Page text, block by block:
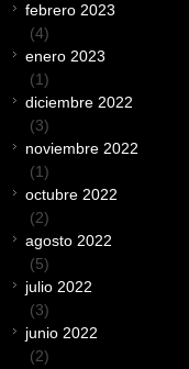
febrero 2023
(4)
enero 2023
(1)
diciembre 2022
(3)
noviembre 2022
(1)
octubre 2022
(2)
agosto 2022
(5)
julio 2022
(3)
junio 2022
(2)